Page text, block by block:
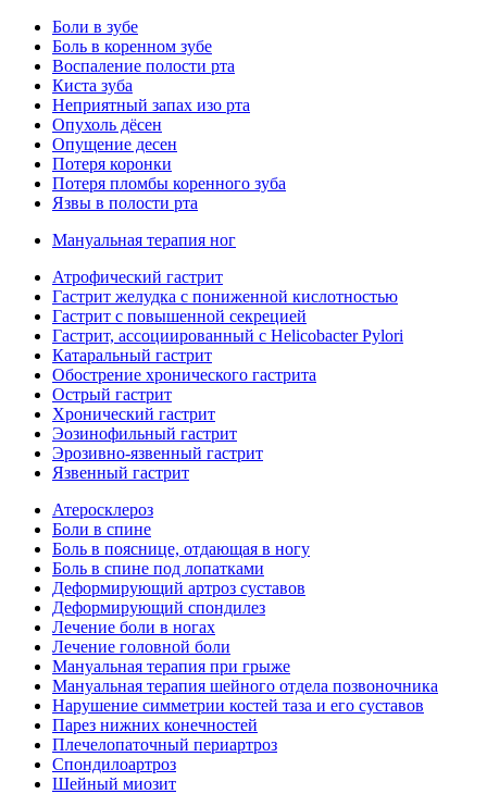
Боли в зубе
Боль в коренном зубе
Воспаление полости рта
Киста зуба
Неприятный запах изо рта
Опухоль дёсен
Опущение десен
Потеря коронки
Потеря пломбы коренного зуба
Язвы в полости рта
Мануальная терапия ног
Атрофический гастрит
Гастрит желудка с пониженной кислотностью
Гастрит с повышенной секрецией
Гастрит, ассоциированный с Helicobacter Pylori
Катаральный гастрит
Обострение хронического гастрита
Острый гастрит
Хронический гастрит
Эозинофильный гастрит
Эрозивно-язвенный гастрит
Язвенный гастрит
Атеросклероз
Боли в спине
Боль в пояснице, отдающая в ногу
Боль в спине под лопатками
Деформирующий артроз суставов
Деформирующий спондилез
Лечение боли в ногах
Лечение головной боли
Мануальная терапия при грыже
Мануальная терапия шейного отдела позвоночника
Нарушение симметрии костей таза и его суставов
Парез нижних конечностей
Плечелопаточный периартроз
Спондилоартроз
Шейный миозит